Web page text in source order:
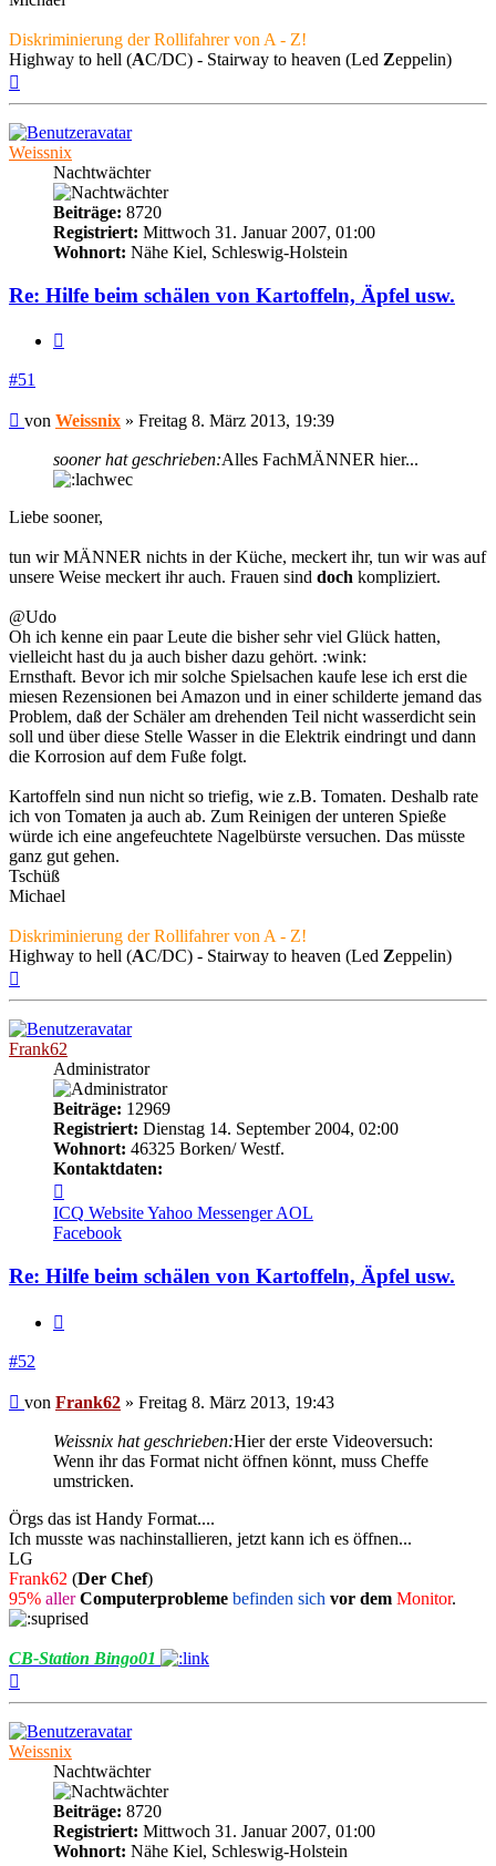
Diskriminierung der Rollifahrer von A - Z!
Highway to hell (AC/DC) - Stairway to heaven (Led Zeppelin)
Weissnix
Nachtwächter
Beiträge: 8720
Registriert: Mittwoch 31. Januar 2007, 01:00
Wohnort: Nähe Kiel, Schleswig-Holstein
Re: Hilfe beim schälen von Kartoffeln, Äpfel usw.
#51
Beitrag
von Weissnix » Freitag 8. März 2013, 19:39
sooner hat geschrieben:Alles FachMÄNNER hier...
Liebe sooner,
tun wir MÄNNER nichts in der Küche, meckert ihr, tun wir was auf
unsere Weise meckert ihr auch. Frauen sind doch kompliziert.
@Udo
Oh ich kenne ein paar Leute die bisher sehr viel Glück hatten,
vielleicht hast du ja auch bisher dazu gehört. :wink:
Ernsthaft. Bevor ich mir solche Spielsachen kaufe lese ich erst die
miesen Rezensionen bei Amazon und in einer schilderte jemand das
Problem, daß der Schäler am drehenden Teil nicht wasserdicht sein
soll und über diese Stelle Wasser in die Elektrik eindringt und dann
die Korrosion auf dem Fuße folgt.
Kartoffeln sind nun nicht so triefig, wie z.B. Tomaten. Deshalb rate
ich von Tomaten ja auch ab. Zum Reinigen der unteren Spieße
würde ich eine angefeuchtete Nagelbürste versuchen. Das müsste
ganz gut gehen.
Tschüß
Michael
Diskriminierung der Rollifahrer von A - Z!
Highway to hell (AC/DC) - Stairway to heaven (Led Zeppelin)
Frank62
Administrator
Beiträge: 12969
Registriert: Dienstag 14. September 2004, 02:00
Wohnort: 46325 Borken/ Westf.
Kontaktdaten:
von
Frank62
ICQ WebsiteYahoo Messenger AOL
Facebook
Re: Hilfe beim schälen von Kartoffeln, Äpfel usw.
#52
Beitrag
von Frank62 » Freitag 8. März 2013, 19:43
Weissnix hat geschrieben:Hier der erste Videoversuch:
Wenn ihr das Format nicht öffnen könnt, muss Cheffe
umstricken.
Örgs das ist Handy Format....
Ich musste was nachinstallieren, jetzt kann ich es öffnen...
LG
Frank62 (Der Chef)
95% aller Computerprobleme befinden sich vor dem Monitor.
CB-Station Bingo01
Weissnix
Nachtwächter
Beiträge: 8720
Registriert: Mittwoch 31. Januar 2007, 01:00
Wohnort: Nähe Kiel, Schleswig-Holstein